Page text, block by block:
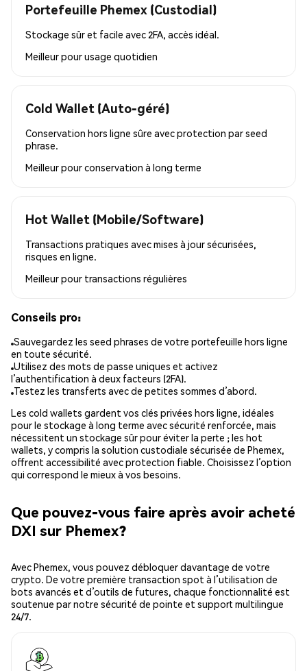
Portefeuille Phemex (Custodial)
Stockage sûr et facile avec 2FA, accès idéal.
Meilleur pourusage quotidien
Cold Wallet (Auto-géré)
Conservation hors ligne sûre avec protection par seed
phrase.
Meilleur pourconservation à long terme
Hot Wallet (Mobile/Software)
Transactions pratiques avec mises à jour sécurisées,
risques en ligne.
Meilleur pour transactions régulières
Conseils pro:
Sauvegardez les seed phrases de votre portefeuille hors ligne
en toute sécurité.
Utilisez des mots de passe uniques et activez
l’authentification à deux facteurs (2FA).
Testez les transferts avec de petites sommes d’abord.
Les cold wallets gardent vos clés privées hors ligne, idéales
pour le stockage à long terme avec sécurité renforcée, mais
nécessitent un stockage sûr pour éviter la perte ; les hot
wallets, y compris la solution custodiale sécurisée de Phemex,
offrent accessibilité avec protection fiable. Choisissez l’option
qui correspond le mieux à vos besoins.
Que pouvez-vous faire après avoir acheté
DXI sur Phemex?
Avec Phemex, vous pouvez débloquer davantage de votre
crypto. De votre première transaction spot à l’utilisation de
bots avancés et d’outils de futures, chaque fonctionnalité est
soutenue par notre sécurité de pointe et support multilingue
24/7.